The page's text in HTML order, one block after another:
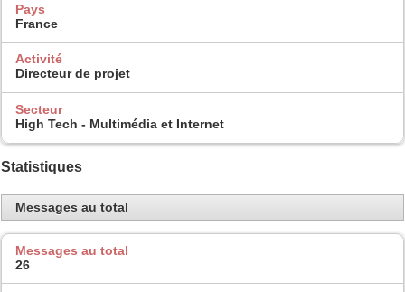
Pays
France
Activité
Directeur de projet
Secteur
High Tech - Multimédia et Internet
Statistiques
Messages au total
Messages au total
26